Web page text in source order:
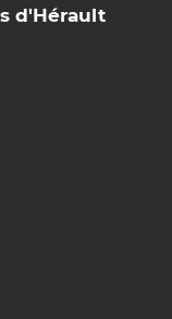
d'Hérault